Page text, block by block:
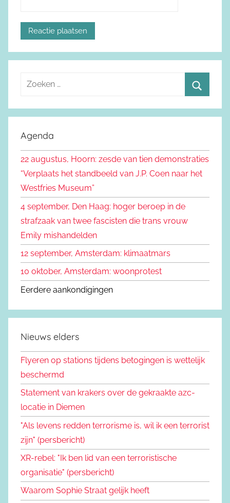
e
e
n
a
r
:
o
e
n
Agenda
22 augustus, Hoorn: zesde van tien demonstraties
“Verplaats het standbeeld van J.P. Coen naar het
Westfries Museum”
4 september, Den Haag: hoger beroep in de
strafzaak van twee fascisten die trans vrouw
Emily mishandelden
12 september, Amsterdam: klimaatmars
10 oktober, Amsterdam: woonprotest
Eerdere aankondigingen
Nieuws elders
Flyeren op stations tijdens betogingen is wettelijk
beschermd
Statement van krakers over de gekraakte azc-
locatie in Diemen
"Als levens redden terrorisme is, wil ik een terrorist
zijn" (persbericht)
XR-rebel: "Ik ben lid van een terroristische
organisatie" (persbericht)
Waarom Sophie Straat gelijk heeft